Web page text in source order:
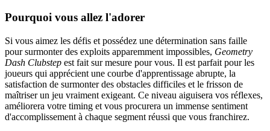
Pourquoi vous allez l'adorer
Si vous aimez les défis et possédez une détermination sans faille
pour surmonter des exploits apparemment impossibles, Geometry
Dash Clubstep est fait sur mesure pour vous. Il est parfait pour les
joueurs qui apprécient une courbe d'apprentissage abrupte, la
satisfaction de surmonter des obstacles difficiles et le frisson de
maîtriser un jeu vraiment exigeant. Ce niveau aiguisera vos réflexes,
améliorera votre timing et vous procurera un immense sentiment
d'accomplissement à chaque segment réussi que vous franchirez.